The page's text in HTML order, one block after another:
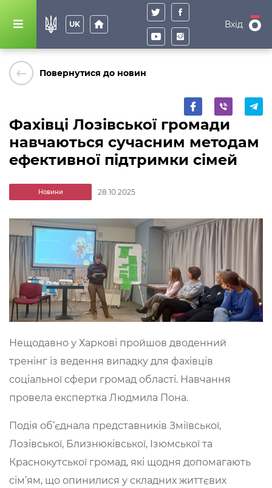
UK home Вхід
keyboard_backspace Повернутися до новин
Фахівці Лозівської громади
навчаються сучасним методам
ефективної підтримки сімей
Новини 28.10.2025
Нещодавно у Харкові пройшов дводенний
тренінг із ведення випадку для фахівців
соціальної сфери громад області. Навчання
провела експертка Людмила Пона.
Подія об’єднала представників Зміївської,
Лозівської, Близнюківської, Ізюмської та
Краснокутської громад, які щодня допомагають
сім’ям, що опинилися у складних життєвих